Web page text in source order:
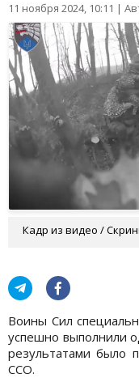
11 ноября 2024, 10:11 |
Кадр из видео /
Воины Сил
успешно выполнили
результатами было
ССО.